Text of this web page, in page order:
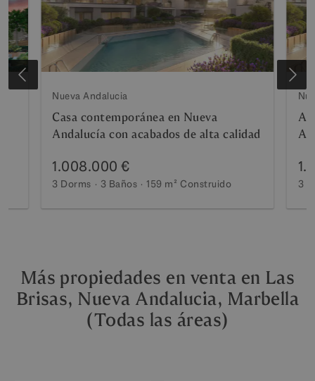
Nueva Andalucia
Casa contemporánea en Nueva
Andalucía con acabados de alta calidad
1.008.000 €
3 Dorms 3 Baños 159 m² Construido 3
Más propiedades en venta en Las
Brisas, Nueva Andalucia, Marbella
(Todas las áreas)